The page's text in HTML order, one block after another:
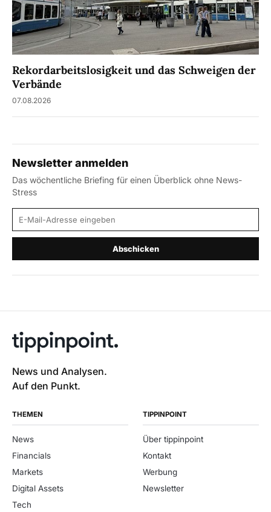
Rekordarbeitslosigkeit und das Schweigen der
Verbände
07.08.2026
Newsletter anmelden
Das wöchentliche Briefing für einen Überblick ohne News-
Stress
E-Mail-Adresse
Abschicken
News und Analysen.
Auf den Punkt.
THEMEN
News
Financials
Markets
Digital Assets
Tech
TIPPINPOINT
Über tippinpoint
Kontakt
Werbung
Newsletter